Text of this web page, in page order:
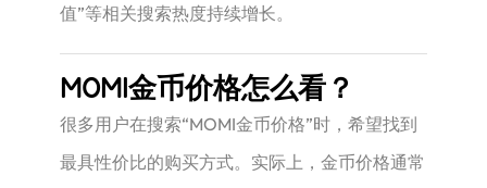
值”等相关搜索热度持续增长。
MOMI金币价格怎么看？
很多用户在搜索“MOMI金币价格”时，希望找到
最具性价比的购买方式。实际上，金币价格通常